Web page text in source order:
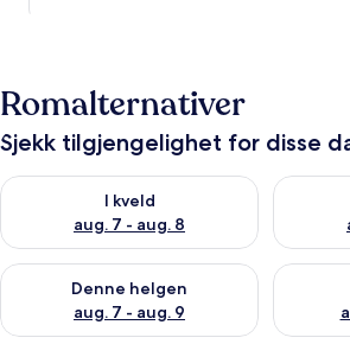
Romalternativer
Sjekk tilgjengelighet for disse
I kveld
aug. 7 - aug. 8
Sjekk tilgjengelighet for i kveld, aug. 7 -
Sjekk
Denne helgen
aug. 7 - aug. 9
Sjekk tilgjengelighet for denne helgen,
Sjekk